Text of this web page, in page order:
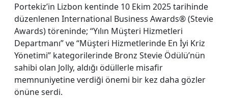
Portekiz’in Lizbon kentinde 10 Ekim 2025 tarihinde
düzenlenen International Business Awards®️ (Stevie
Awards) töreninde; “Yılın Müşteri Hizmetleri
Departmanı” ve “Müşteri Hizmetlerinde En İyi Kriz
Yönetimi” kategorilerinde Bronz Stevie Ödülü’nün
sahibi olan Jolly, aldığı ödüllerle misafir
memnuniyetine verdiği önemi bir kez daha gözler
önüne serdi.